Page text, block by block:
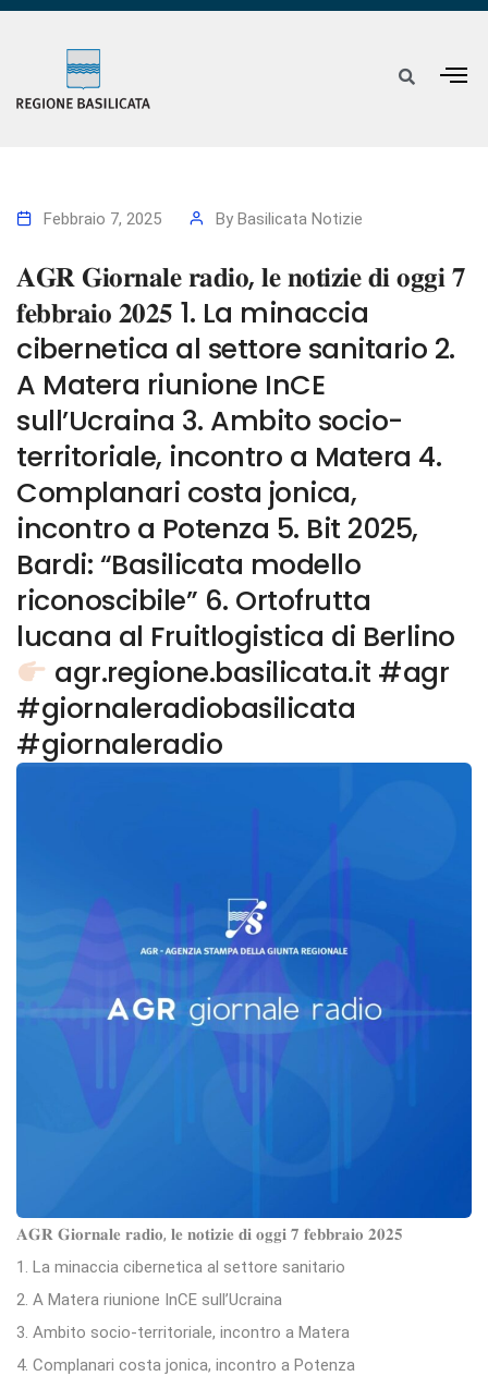
Febbraio 7, 2025 By Basilicata Notizie
𝐀𝐆𝐑 𝐆𝐢𝐨𝐫𝐧𝐚𝐥𝐞 𝐫𝐚𝐝𝐢𝐨, 𝐥𝐞 𝐧𝐨𝐭𝐢𝐳𝐢𝐞 𝐝𝐢 𝐨𝐠𝐠𝐢 𝟕
𝐟𝐞𝐛𝐛𝐫𝐚𝐢𝐨 𝟐𝟎𝟐𝟓 1. La minaccia
cibernetica al settore sanitario 2.
A Matera riunione InCE
sull’Ucraina 3. Ambito socio-
territoriale, incontro a Matera 4.
Complanari costa jonica,
incontro a Potenza 5. Bit 2025,
Bardi: “Basilicata modello
riconoscibile” 6. Ortofrutta
lucana al Fruitlogistica di Berlino
agr.regione.basilicata.it #agr
#giornaleradiobasilicata
#giornaleradio
𝐀𝐆𝐑 𝐆𝐢𝐨𝐫𝐧𝐚𝐥𝐞 𝐫𝐚𝐝𝐢𝐨, 𝐥𝐞 𝐧𝐨𝐭𝐢𝐳𝐢𝐞 𝐝𝐢 𝐨𝐠𝐠𝐢 𝟕 𝐟𝐞𝐛𝐛𝐫𝐚𝐢𝐨 𝟐𝟎𝟐𝟓
1. La minaccia cibernetica al settore sanitario
2. A Matera riunione InCE sull’Ucraina
3. Ambito socio-territoriale, incontro a Matera
4. Complanari costa jonica, incontro a Potenza